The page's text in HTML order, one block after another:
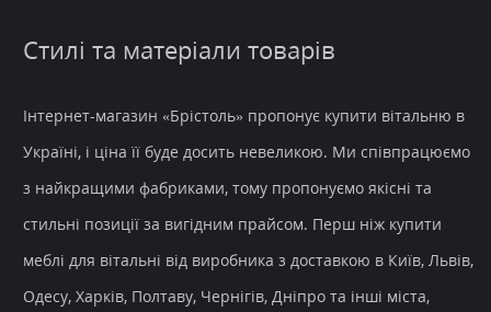
Стилі та матеріали товарів
Інтернет-магазин «Брістоль» пропонує купити вітальню в
Україні, і ціна її буде досить невеликою. Ми співпрацюємо
з найкращими фабриками, тому пропонуємо якісні та
стильні позиції за вигідним прайсом. Перш ніж купити
меблі для вітальні від виробника з доставкою в Київ, Львів,
Одесу, Харків, Полтаву, Чернігів, Дніпро та інші міста,